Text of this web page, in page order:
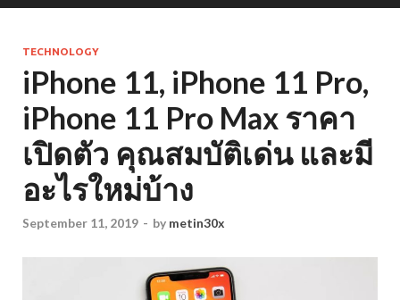
TECHNOLOGY
iPhone 11, iPhone 11 Pro,
iPhone 11 Pro Max ราคา
เปิดตัว คุณสมบัติเด่น และมี
อะไรใหม่บ้าง
September 11, 2019 - by metin30x